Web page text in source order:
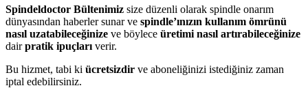
Spindeldoctor Bültenimiz size düzenli olarak spindle onarım
dünyasından haberler sunar ve spindle’ınızın kullanım ömrünü
nasıl uzatabileceğinize ve böylece üretimi nasıl artırabileceğinize
dairpratik ipuçları verir.
Bu hizmet, tabi ki ücretsizdir ve aboneliğinizi istediğiniz zaman
iptal edebilirsiniz.